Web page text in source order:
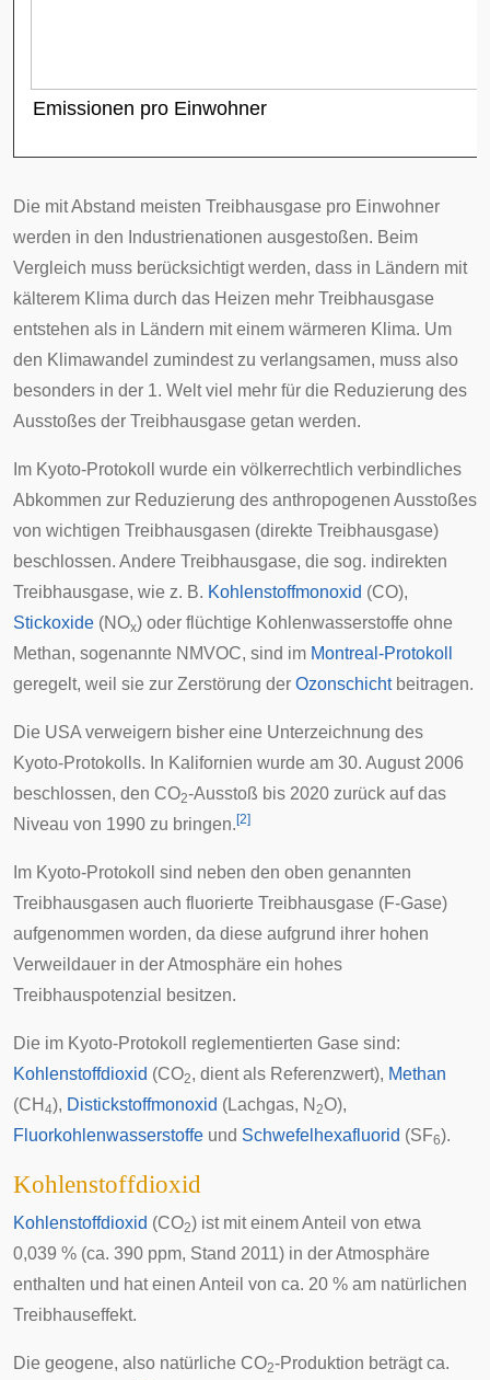
Emissionen pro Einwohner
Die mit Abstand meisten Treibhausgase pro Einwohner
werden in den Industrienationen ausgestoßen. Beim
Vergleich muss berücksichtigt werden, dass in Ländern mit
kälterem Klima durch das Heizen mehr Treibhausgase
entstehen als in Ländern mit einem wärmeren Klima. Um
den Klimawandel zumindest zu verlangsamen, muss also
besonders in der 1. Welt viel mehr für die Reduzierung des
Ausstoßes der Treibhausgase getan werden.
Im Kyoto-Protokoll
wurde ein völkerrechtlich verbindliches
Abkommen zur Reduzierung des anthropogenen Ausstoßes
von wichtigen Treibhausgasen (direkte Treibhausgase)
beschlossen. Andere Treibhausgase, die sog. indirekten
Treibhausgase, wie z. B. Kohlenstoffmonoxid (CO),
Stickoxide (NOx) oder flüchtige Kohlenwasserstoffe ohne
Methan, sogenannte NMVOC, sind im Montreal-Protokoll
geregelt, weil sie zur Zerstörung der Ozonschichtbeitragen.
Die USA verweigern bisher eine Unterzeichnung des
Kyoto-Protokolls. In Kalifornien wurde am 30. August 2006
beschlossen, den CO2-Ausstoß bis 2020 zurück auf das
Niveau von 1990 zu bringen. [2]
Im Kyoto-Protokoll sind neben den oben genannten
Treibhausgasen auch fluorierte Treibhausgase (F-Gase)
aufgenommen worden, da diese aufgrund ihrer hohen
Verweildauer in der Atmosphäre ein hohes
Treibhauspotenzial
besitzen.
Die im Kyoto-Protokoll
reglementierten Gase sind:
Kohlenstoffdioxid (CO2, dient als Referenzwert), Methan
(CH 4), Distickstoffmonoxid (Lachgas, N 2O),
Fluorkohlenwasserstoffe und Schwefelhexafluorid (SF6).
Kohlenstoffdioxid
Kohlenstoffdioxid (CO2) ist mit einem Anteil von etwa
0,039 % (ca. 390 ppm, Stand 2011) in der Atmosphäre
enthalten und hat einen Anteil von ca. 20 % am natürlichen
Treibhauseffekt.
Die geogene, also natürliche CO2-Produktion beträgt ca.